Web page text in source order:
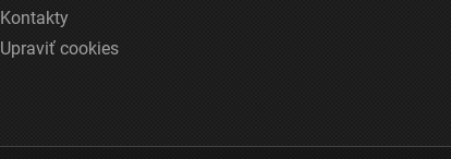
Kontakty
Upraviť cookies